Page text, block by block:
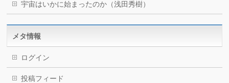
宇宙はいかに始まったのか（浅田秀樹）
メタ情報
ログイン
投稿フィード